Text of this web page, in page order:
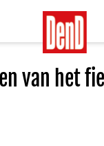
van het